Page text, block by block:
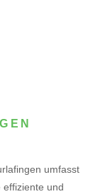
umfasst
und